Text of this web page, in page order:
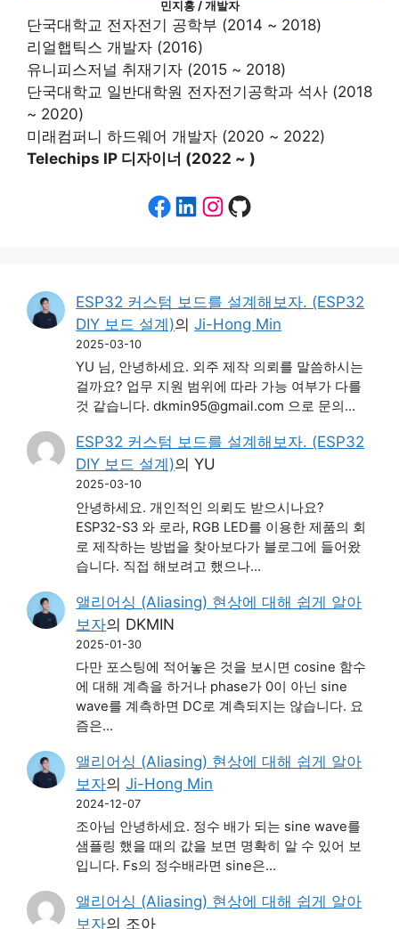
민지홍 / 개발자
단국대학교 전자전기 공학부 (2014 ~ 2018)
리얼햅틱스 개발자 (2016)
유니피스저널 취재기자 (2015 ~ 2018)
단국대학교 일반대학원 전자전기공학과 석사 (2018
~ 2020)
미래컴퍼니 하드웨어 개발자 (2020 ~ 2022)
Telechips IP 디자이너 (2022 ~ )
Facebook
LinkedIn
Instagram
GitHub
ESP32 커스텀 보드를 설계해보자. (ESP32
DIY 보드 설계)의Ji-Hong Min
2025-03-10
YU 님, 안녕하세요. 외주 제작 의뢰를 말씀하시는
걸까요? 업무 지원 범위에 따라 가능 여부가 다를
것 같습니다. dkmin95@gmail.com 으로 문의…
ESP32 커스텀 보드를 설계해보자. (ESP32
DIY 보드 설계)의YU
2025-03-10
안녕하세요. 개인적인 의뢰도 받으시나요?
ESP32-S3 와 로라, RGB LED를 이용한 제품의 회
로 제작하는 방법을 찾아보다가 블로그에 들어왔
습니다. 직접 해보려고 했으나…
앨리어싱 (Aliasing) 현상에 대해 쉽게 알아
보자의 DKMIN
2025-01-30
다만 포스팅에 적어놓은 것을 보시면 cosine 함수
에 대해 계측을 하거나 phase가 0이 아닌 sine
wave를 계측하면 DC로 계측되지는 않습니다. 요
즘은…
앨리어싱 (Aliasing) 현상에 대해 쉽게 알아
보자의Ji-Hong Min
2024-12-07
조아님 안녕하세요. 정수 배가 되는 sine wave를
샘플링 했을 때의 값을 보면 명확히 알 수 있어 보
입니다. Fs의 정수배라면 sine은…
앨리어싱 (Aliasing) 현상에 대해 쉽게 알아
보자의 조아